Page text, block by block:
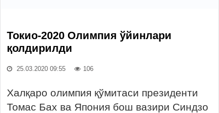
Токио-2020 Олимпия ўйинлари
қолдирилди
25.03.2020 09:55 106
Халқаро олимпия қўмитаси президенти
Томас Бах ва Япония бош вазири Синдзо